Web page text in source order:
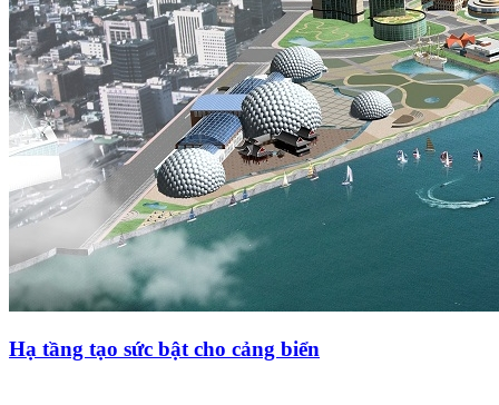
Hạ tầng tạo sức bật cho cảng biển